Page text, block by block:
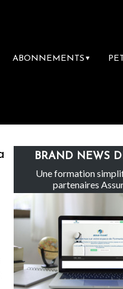
ABONNEMENTS ▼
Le groupe
BRAND NEWS
Une formation
partenaires